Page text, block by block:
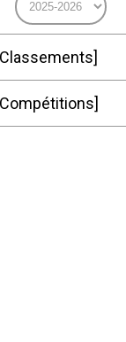
Classements
Compétitions